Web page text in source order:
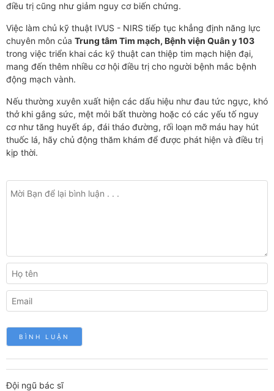
điều trị cũng như giảm nguy cơ biến chứng.
Việc làm chủ kỹ thuật IVUS - NIRS tiếp tục khẳng định năng lực
chuyên môn của Trung tâm Tim mạch, Bệnh viện Quân y 103
trong việc triển khai các kỹ thuật can thiệp tim mạch hiện đại,
mang đến thêm nhiều cơ hội điều trị cho người bệnh mắc bệnh
động mạch vành.
Nếu thường xuyên xuất hiện các dấu hiệu như đau tức ngực, khó
thở khi gắng sức, mệt mỏi bất thường hoặc có các yếu tố nguy
cơ như tăng huyết áp, đái tháo đường, rối loạn mỡ máu hay hút
thuốc lá, hãy chủ động thăm khám để được phát hiện và điều trị
kịp thời.
Đội ngũ bác sĩ